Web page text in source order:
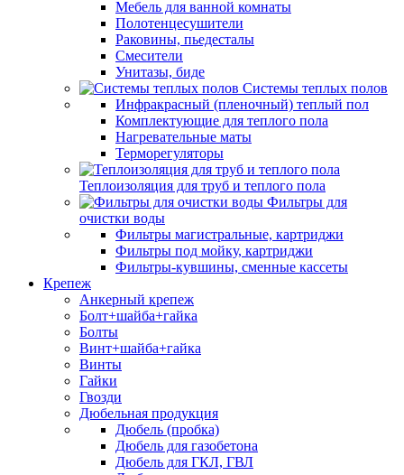
Мебель для ванной комнаты
Полотенцесушители
Раковины, пьедесталы
Смесители
Унитазы, биде
Системы теплых полов
Инфракрасный (пленочный) теплый пол
Комплектующие для теплого пола
Нагревательные маты
Терморегуляторы
Теплоизоляция для труб и теплого пола
Фильтры для
очистки воды
Фильтры магистральные, картриджи
Фильтры под мойку, картриджи
Фильтры-кувшины, сменные кассеты
Крепеж
Анкерный крепеж
Болт+шайба+гайка
Болты
Винт+шайба+гайка
Винты
Гайки
Гвозди
Дюбельная продукция
Дюбель (пробка)
Дюбель для газобетона
Дюбель для ГКЛ, ГВЛ